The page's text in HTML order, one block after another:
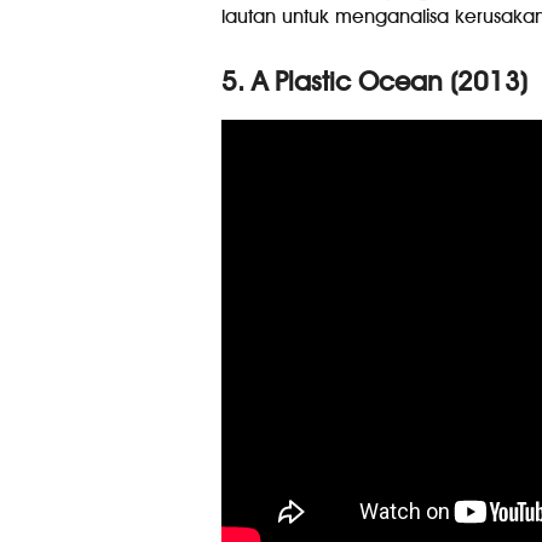
lautan untuk menganalisa
5. A Plastic Ocean (2013)